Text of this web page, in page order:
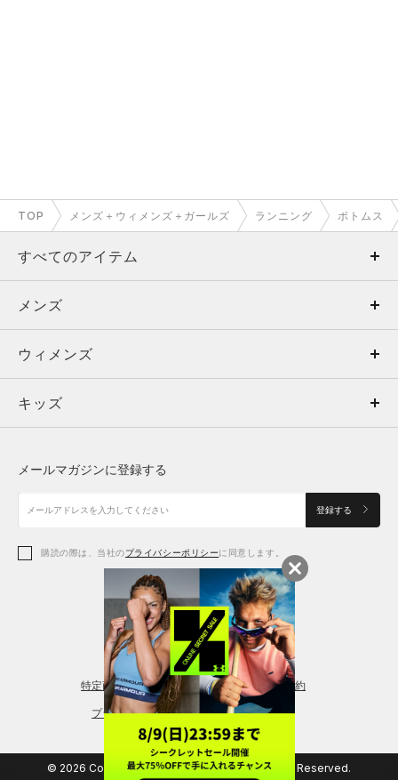
TOP メンズ＋ウィメンズ＋ガールズ ランニング ボトムス
すべてのアイテム
メンズ
ウィメンズ
キッズ
アクセサリー
メンズ
トップス
ボトムス
アクセサリー
ウィメンズ
トップス
シューズ
アクセサリー
レギンス＆タイツ
キッズ
シューズ
メールマガジンに登録する
登録する
購読の際は、当社のプライバシーポリシーに同意します。
特定商取引法に基づく通販の表記 会員規約
プライバシーポリシー
© 2026 Copyright DOME Corporation. All Rights Reserved.